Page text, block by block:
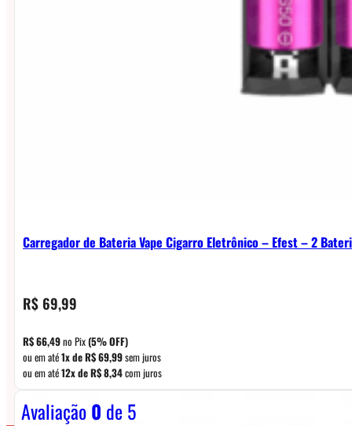
Carregador de Bateria Vape Cigarro Eletrônico – Efest – 2
R$ 69,99
R$66,49no Pix(5% OFF)
ou em até1x deR$69,99sem juros
ou em até12x deR$8,34com juros
Avaliação0 de 5